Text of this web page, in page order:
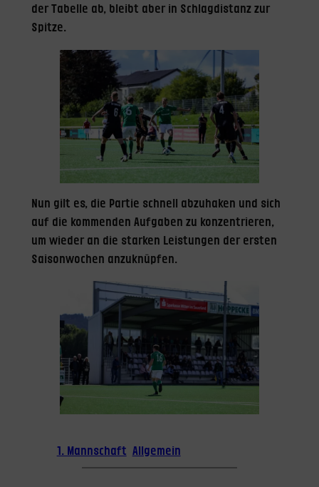
der Tabelle ab, bleibt aber in Schlagdistanz zur
Spitze.
Nun gilt es, die Partie schnell abzuhaken und sich
auf die kommenden Aufgaben zu konzentrieren,
um wieder an die starken Leistungen der ersten
Saisonwochen anzuknüpfen.
1. Mannschaft Allgemein